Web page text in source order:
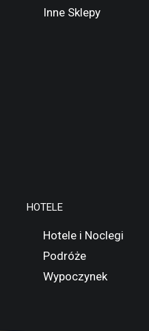
Inne Sklepy
HOTELE
Hotele i Noclegi
Podróże
Wypoczynek